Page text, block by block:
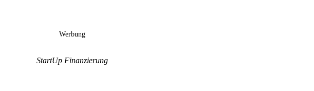
Werbung
StartUp Finanzierung